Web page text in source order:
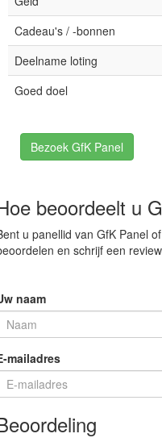
Cadeau's / -bonnen
Deelname loting
Goed doel
Bezoek GfK Panel
beoordeelt u
u panellid van GfK Panel
en schrijf een
naam
mailadres